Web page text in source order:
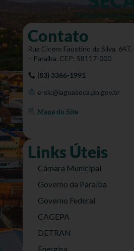
Contato
Rua Cícero Faustino da Silva,
– Paraíba. CEP: 58117-000
(83) 3366-1991
e-sic@lagoaseca.pb.gov.br
Mapa do Site
Links Úteis
Câmara Municipal
Governo da Paraíba
Governo Federal
CAGEPA
DETRAN
Energisa